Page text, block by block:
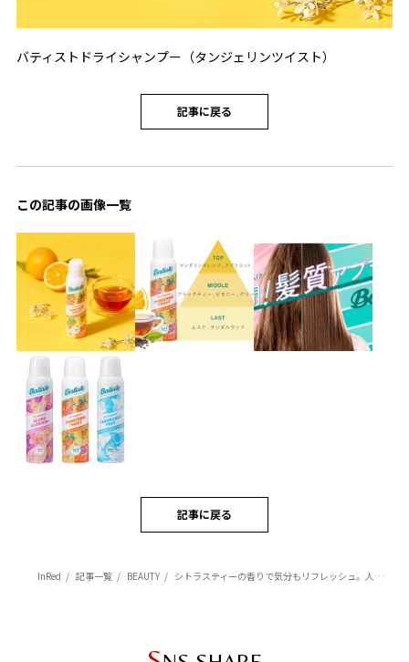
バティストドライシャンプー（タンジェリンツイスト）
記事に戻る
この記事の画像一覧
記事に戻る
InRed 記事一覧 BEAUTY シトラスティーの香りで気分もリフレッシュ。人気ドライシャンプーに新フレグランス登場